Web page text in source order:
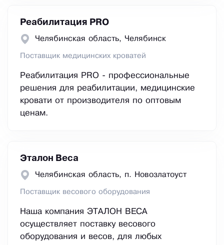
Реабилитация PRO
Челябинская область, Челябинск
Поставщик медицинских кроватей
Реабилитация PRO - профессиональные
решения для реабилитации, медицинские
кровати от производителя по оптовым
ценам.
Эталон Веса
Челябинская область, п. Новозлатоуст
Поставщик весового оборудования
Наша компания ЭТАЛОН ВЕСА
осуществляет поставку весового
оборудования и весов, для любых